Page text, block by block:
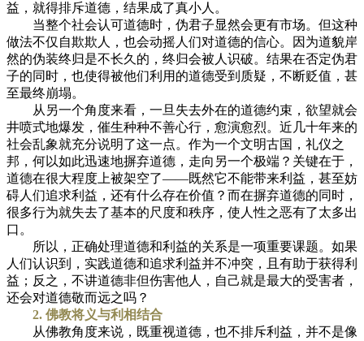
益，就得排斥道德，结果成了真小人。
当整个社会认可道德时，伪君子显然会更有市场。但这种
做法不仅自欺欺人，也会动摇人们对道德的信心。因为道貌岸
然的伪装终归是不长久的，终归会被人识破。结果在否定伪君
子的同时，也使得被他们利用的道德受到质疑，不断贬值，甚
至最终崩塌。
从另一个角度来看，一旦失去外在的道德约束，欲望就会
井喷式地爆发，催生种种不善心行，愈演愈烈。近几十年来的
社会乱象就充分说明了这一点。作为一个文明古国，礼仪之
邦，何以如此迅速地摒弃道德，走向另一个极端？关键在于，
道德在很大程度上被架空了——既然它不能带来利益，甚至妨
碍人们追求利益，还有什么存在价值？而在摒弃道德的同时，
很多行为就失去了基本的尺度和秩序，使人性之恶有了太多出
口。
所以，正确处理道德和利益的关系是一项重要课题。如果
人们认识到，实践道德和追求利益并不冲突，且有助于获得利
益；反之，不讲道德非但伤害他人，自己就是最大的受害者，
还会对道德敬而远之吗？
2. 佛教将义与利相结合
从佛教角度来说，既重视道德，也不排斥利益，并不是像